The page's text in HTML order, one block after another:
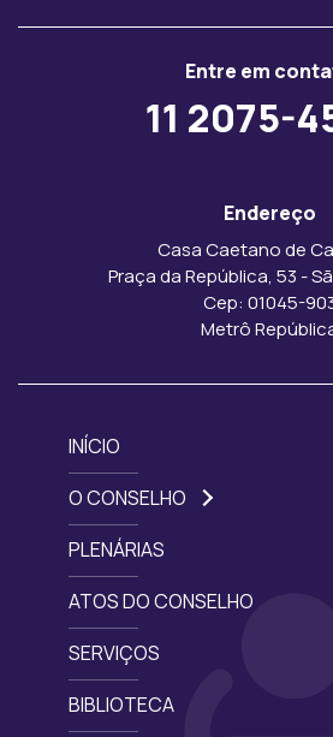
Entre em
11 2075-
Endereço
Casa Caetano de
Praça da República, 53 -
Cep: 01045-
Metrô
INÍCIO
O CONSELHO
PLENÁRIAS
ATOS DO CONSELHO
SERVIÇOS
BIBLIOTECA